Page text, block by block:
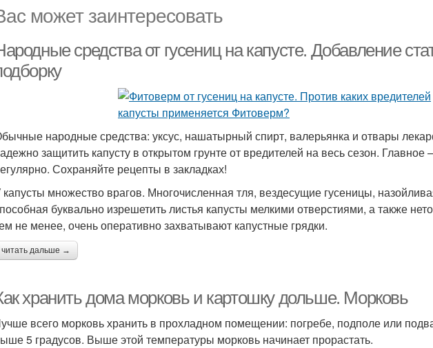
может заинтересовать
средства от гусениц на капусте. Добавление
народные средства: уксус, нашатырный спирт, валерьянка и отвары
защитить капусту в открытом грунте от вредителей на весь сезон. Главное
Сохраняйте рецепты в закладках!
капусты множество врагов. Многочисленная тля, вездесущие гусеницы,
буквально изрешетить листья капусты мелкими отверстиями, а также
не менее, очень оперативно захватывают капустные грядки.
читать дальше →
хранить дома морковь и картошку дольше. Морковь
всего морковь хранить в прохладном помещении: погребе, подполе или
5 градусов. Выше этой температуры морковь начинает прорастать.